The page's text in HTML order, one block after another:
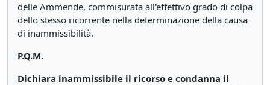
delle Ammende, commisurata all'effettivo grado di colpa
dello stesso ricorrente nella determinazione della causa
di inammissibilità.
P.Q.M.
Dichiara inammissibile il ricorso e condanna il